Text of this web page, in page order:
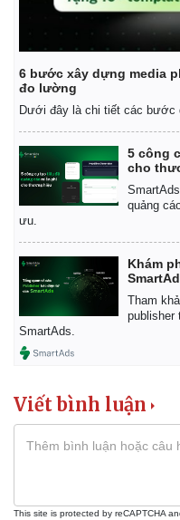
6 bước xây dựng media
đo lường
Dưới đây là chi tiết các bước
5 công
cho
quảng
ưu.
Khám
Tham
publisher
SmartAds.
Viết bình luận
This site is protected by reCAPTCHA